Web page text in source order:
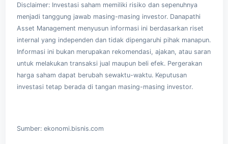
Disclaimer: Investasi saham memiliki risiko dan sepenuhnya
menjadi tanggung jawab masing-masing investor. Danapathi
Asset Management menyusun informasi ini berdasarkan riset
internal yang independen dan tidak dipengaruhi pihak manapun.
Informasi ini bukan merupakan rekomendasi, ajakan, atau saran
untuk melakukan transaksi jual maupun beli efek. Pergerakan
harga saham dapat berubah sewaktu-waktu. Keputusan
investasi tetap berada di tangan masing-masing investor.
Sumber: ekonomi.bisnis.com